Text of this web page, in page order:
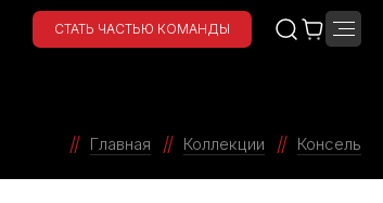
СТАТЬ ЧАСТЬЮ КОМАНДЫ
Главная Коллекции Консель